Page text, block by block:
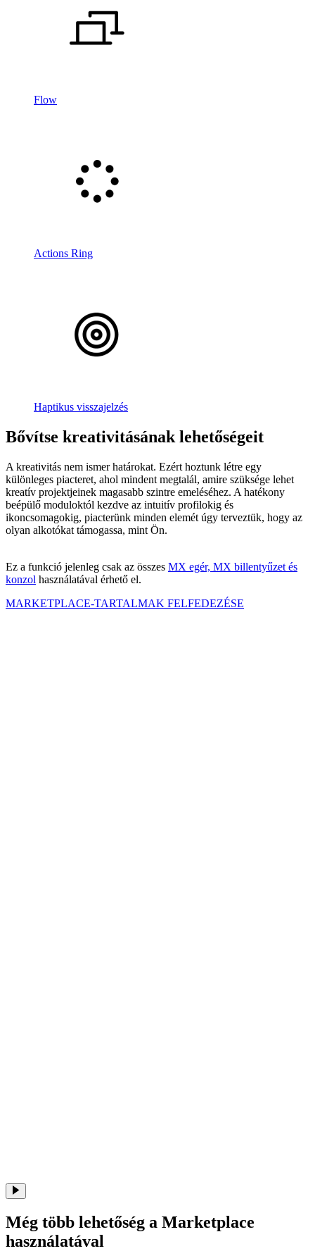
Flow
Actions Ring
Haptikus visszajelzés
Bővítse kreativitásának lehetőségeit
A kreativitás nem ismer határokat. Ezért hoztunk létre egy
különleges piacteret, ahol mindent megtalál, amire szüksége lehet
kreatív projektjeinek magasabb szintre emeléséhez. A hatékony
beépülő moduloktól kezdve az intuitív profilokig és
ikoncsomagokig, piacterünk minden elemét úgy terveztük, hogy az
olyan alkotókat támogassa, mint Ön.
Ez a funkció jelenleg csak az összes MX egér, MX billentyűzet és
konzol használatával érhető el.
MARKETPLACE-TARTALMAK FELFEDEZÉSE
Még több lehetőség a Marketplace
használatával